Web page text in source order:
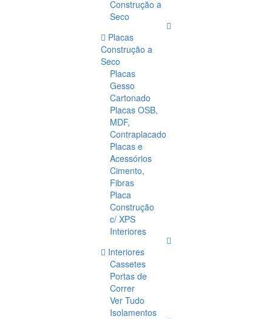
Construção a
Seco
Placas
Construção a
Seco
Placas
Gesso
Cartonado
Placas OSB,
MDF,
Contraplacado
Placas e
Acessórios
Cimento,
Fibras
Placa
Construção
c/ XPS
Interiores
Interiores
Cassetes
Portas de
Correr
Ver Tudo
Isolamentos